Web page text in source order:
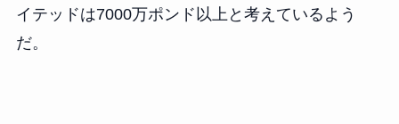
イテッドは7000万ポンド以上と考えているよう
だ。